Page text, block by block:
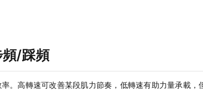
頻/踩頻
。高轉速可改善某段肌力節奏，低轉速有助力量承載，